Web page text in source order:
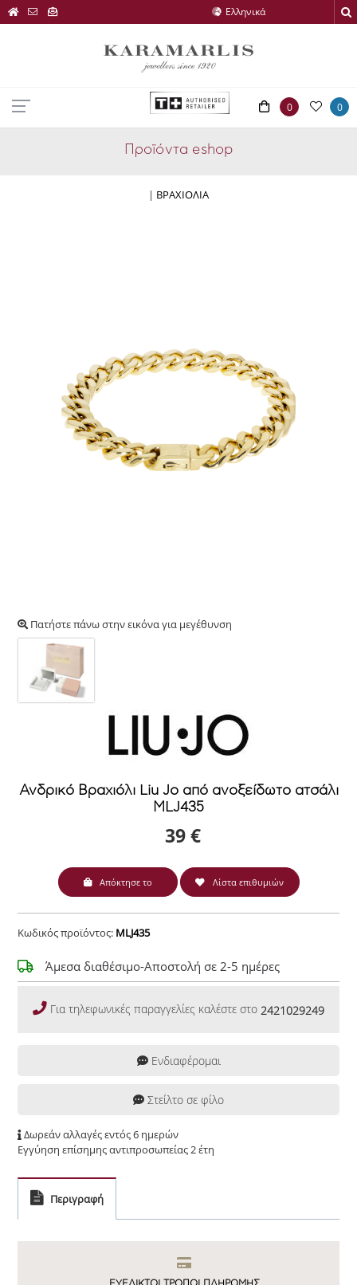
0 0
Προϊόντα eshop
| ΒΡΑΧΙΟΛΙΑ
Πατήστε πάνω στην εικόνα για μεγέθυνση
Ανδρικό Βραχιόλι Liu Jo από ανοξείδωτο ατσάλι
MLJ435
39 €
Απόκτησε το Λίστα επιθυμιών
Κωδικός προϊόντος: MLJ435
Άμεσα διαθέσιμο-Αποστολή σε 2-5 ημέρες
Για τηλεφωνικές παραγγελίες καλέστε στο 2421029249
Ενδιαφέρομαι
Στείλτο σε φίλο
Δωρεάν αλλαγές εντός 6 ημερών
Εγγύηση επίσημης αντιπροσωπείας 2 έτη
Περιγραφή